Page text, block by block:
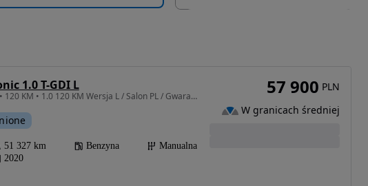
1.0 T-GDI L
998 cm3 • 120 KM • 1.0 120 KM Wersja L / Salon PL / Gwarancja / Kamera / Serwis ASO
51 327 km Benzyna
Manualna
2020
57 900 PLN
W granicach średniej